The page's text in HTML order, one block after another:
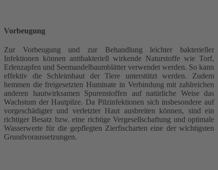
Vorbeugung
Zur Vorbeugung und zur Behandlung leichter bakterieller
Infektionen können antibakteriell wirkende Naturstoffe wie Torf,
Erlenzapfen und Seemandelbaumblätter verwendet werden. So kann
effektiv die Schleimhaut der Tiere unterstützt werden. Zudem
hemmen die freigesetzten Huminate in Verbindung mit zahlreichen
anderen hautwirksamen Spurenstoffen auf natürliche Weise das
Wachstum der Hautpilze. Da Pilzinfektionen sich insbesondere auf
vorgeschädigter und verletzter Haut ausbreiten können, sind ein
richtiger Besatz bzw. eine richtige Vergesellschaftung und optimale
Wasserwerte für die gepflegten Zierfischarten eine der wichtigsten
Grundvoraussetzungen.